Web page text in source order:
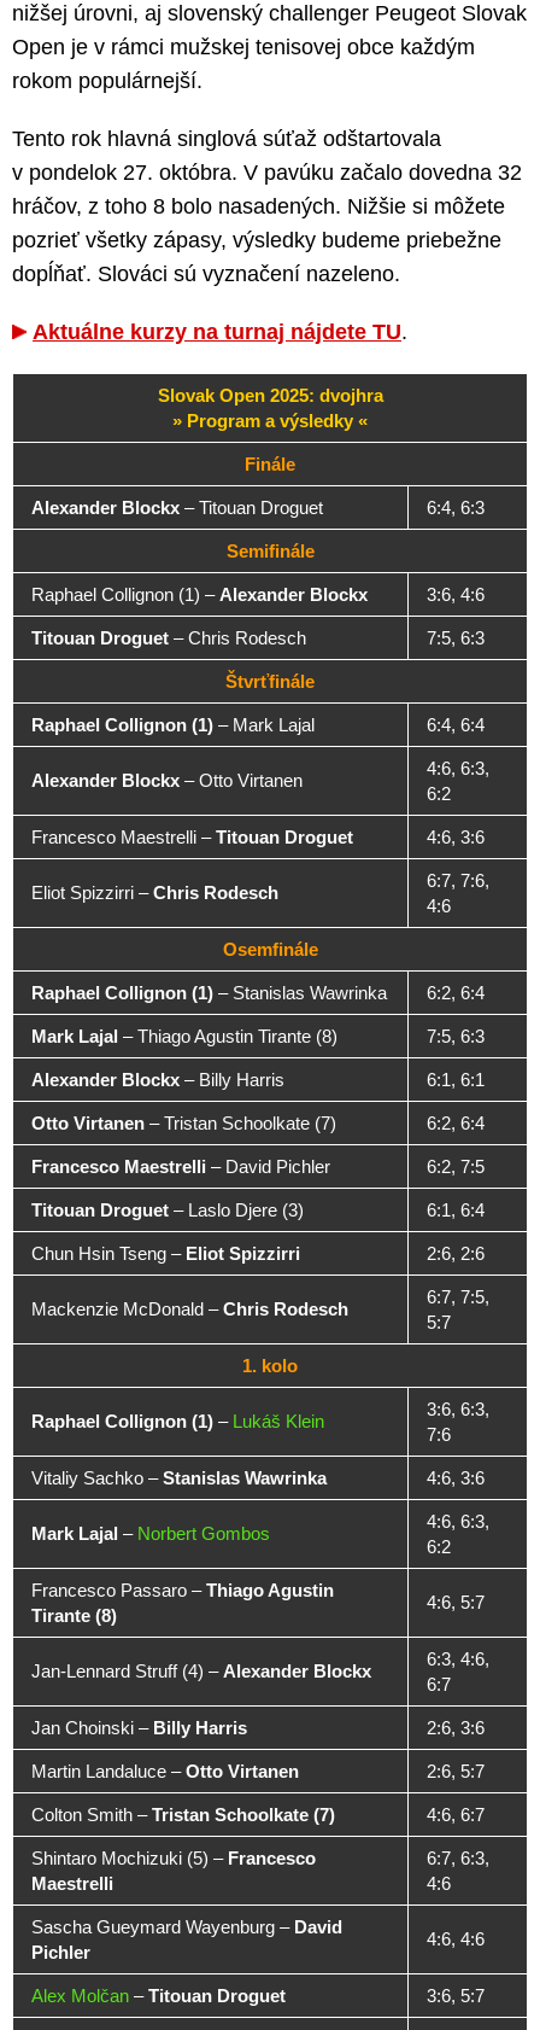
nižšej úrovni, aj slovenský challenger Peugeot Slovak
Open je v rámci mužskej tenisovej obce každým
rokom populárnejší.
Tento rok hlavná singlová súťaž odštartovala
v pondelok 27. októbra. V pavúku začalo dovedna 32
hráčov, z toho 8 bolo nasadených. Nižšie si môžete
pozrieť všetky zápasy, výsledky budeme priebežne
dopĺňať. Slováci sú vyznačení nazeleno.
Aktuálne kurzy na turnaj nájdete TU.
Slovak Open 2025: dvojhra
» Program a výsledky «
Finále
Alexander Blockx – Titouan Droguet 6:4, 6:3
Semifinále
Raphael Collignon (1) –Alexander Blockx 3:6, 4:6
Titouan Droguet – Chris Rodesch 7:5, 6:3
Štvrťfinále
Raphael Collignon (1) – Mark Lajal 6:4, 6:4
Alexander Blockx – Otto Virtanen
4:6, 6:3,
6:2
Francesco Maestrelli –Titouan Droguet 4:6, 3:6
Eliot Spizzirri –Chris Rodesch
6:7, 7:6,
4:6
Osemfinále
Raphael Collignon (1) – Stanislas Wawrinka 6:2, 6:4
Mark Lajal – Thiago Agustin Tirante (8) 7:5, 6:3
Alexander Blockx – Billy Harris 6:1, 6:1
Otto Virtanen – Tristan Schoolkate (7) 6:2, 6:4
Francesco Maestrelli – David Pichler 6:2, 7:5
Titouan Droguet – Laslo Djere (3) 6:1, 6:4
Chun Hsin Tseng – Eliot Spizzirri 2:6, 2:6
Mackenzie McDonald –Chris Rodesch
6:7, 7:5,
5:7
1. kolo
Raphael Collignon (1) – Lukáš Klein
3:6, 6:3,
7:6
Vitaliy Sachko –Stanislas Wawrinka 4:6, 3:6
Mark Lajal – Norbert Gombos
4:6, 6:3,
6:2
Francesco Passaro –Thiago Agustin
Tirante (8)
4:6, 5:7
Jan-Lennard Struff (4) –Alexander Blockx
6:3, 4:6,
6:7
Jan Choinski – Billy Harris 2:6, 3:6
Martin Landaluce –Otto Virtanen 2:6, 5:7
Colton Smith –Tristan Schoolkate (7) 4:6, 6:7
Shintaro Mochizuki (5) – Francesco
Maestrelli
6:7, 6:3,
4:6
Sascha Gueymard Wayenburg – David
Pichler
4:6, 4:6
Alex Molčan –Titouan Droguet 3:6, 5:7